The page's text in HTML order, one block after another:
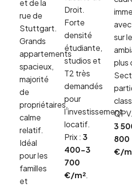
et de la
rue de
Stuttgart.
Grands
appartements
spacieux,
majorité
de
propriétaires,
calme
relatif.
Idéal
pour les
familles
et
Droit.
Forte
densité
étudiante,
studios et
T2 très
demandés
pour
l’investissement
locatif.
Prix : 3
400-3
700
€/m².
sur
plus
3
800
€/